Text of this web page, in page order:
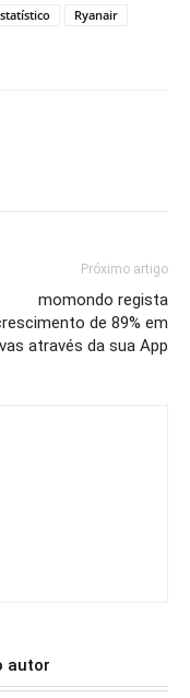
Ryanair
Próximo artigo
momondo regista
de 89% em
através da sua App
autor